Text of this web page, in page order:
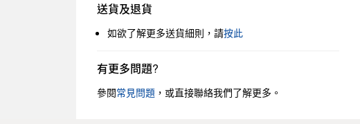
送貨及退貨
如欲了解更多送貨細則，請按此
有更多問題?
參閱常見問題 ，或直接聯絡我們了解更多。